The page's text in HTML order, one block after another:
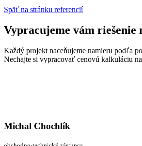
Späť na stránku referencií
Vypracujeme vám riešenie
Každý projekt naceňujeme namieru podľa
Nechajte si vypracovať cenovú kalkuláciu
Michal Chochlík